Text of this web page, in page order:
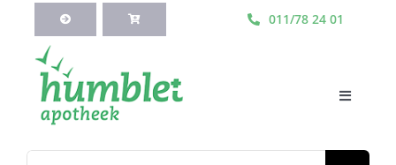
inhoud
011/78 24 01
Toggle